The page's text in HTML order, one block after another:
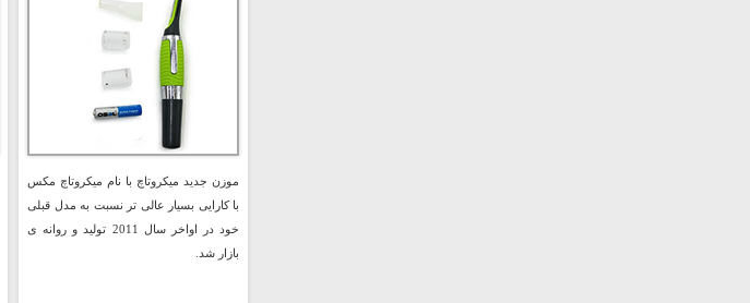
موزن جدید میکروتاچ با نام میکروتاچ مکس
با کارایی بسیار عالی تر نسبت به مدل قبلی
خود در اواخر سال 2011 تولید و روانه ی
بازار شد.